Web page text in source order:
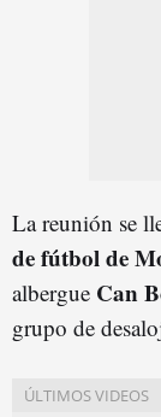
La reunión se
de fútbol de
albergue Can
grupo de